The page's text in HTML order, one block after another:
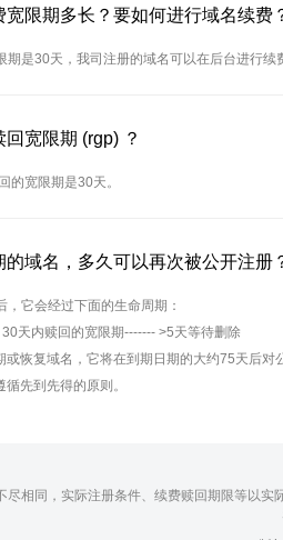
限期多长？要如何进行域名续费
是30天，我司注册的域名可以在后台进行续
宽限期 (rgp) ？
的宽限期是30天。
域名，多久可以再次被公开注册
，它会经过下面的生命周期：
天内赎回的宽限期------- >5天等待删除
或恢复域名，它将在到期日期的大约75天后对
先到先得的原则。
尽相同，实际注册条件、续费赎回期限等以实